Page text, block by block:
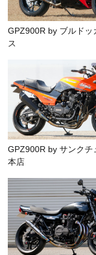
GPZ900R by ブルドッ
ス
GPZ900R by サンクチ
本店